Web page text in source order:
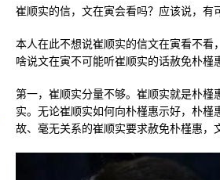
哨所，杀死所有士兵！
山体落石
通报：涉事人员已被控制，幼儿园停园整顿
活动 人象生活空间重叠问题怎样破解？
离规定的人员
崔顺实的信，文在寅会看吗？应该说，有
本人在此不想说崔顺实的信文在寅看不
啥说文在寅不可能听崔顺实的话赦免朴槿
第一，崔顺实分量不够。崔顺实就是朴
实。无论崔顺实如何向朴槿惠示好，朴
故、毫无关系的崔顺实要求赦免朴槿惠，